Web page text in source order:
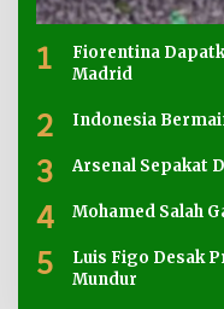
1
Fiorentina
Madrid
2 Indonesia
3 Arsenal Sepakat
4 Mohamed Salah
5
Luis Figo Desak
Mundur